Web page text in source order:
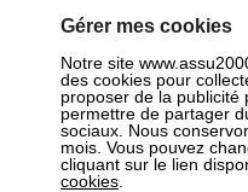
Nos offres pour
Assurance Auto
Gérer mes cookies
Notre site
des cookies pour
proposer de la publicité
permettre de partager
sociaux. Nous
mois. Vous pouvez
cliquant sur le lien
cookies